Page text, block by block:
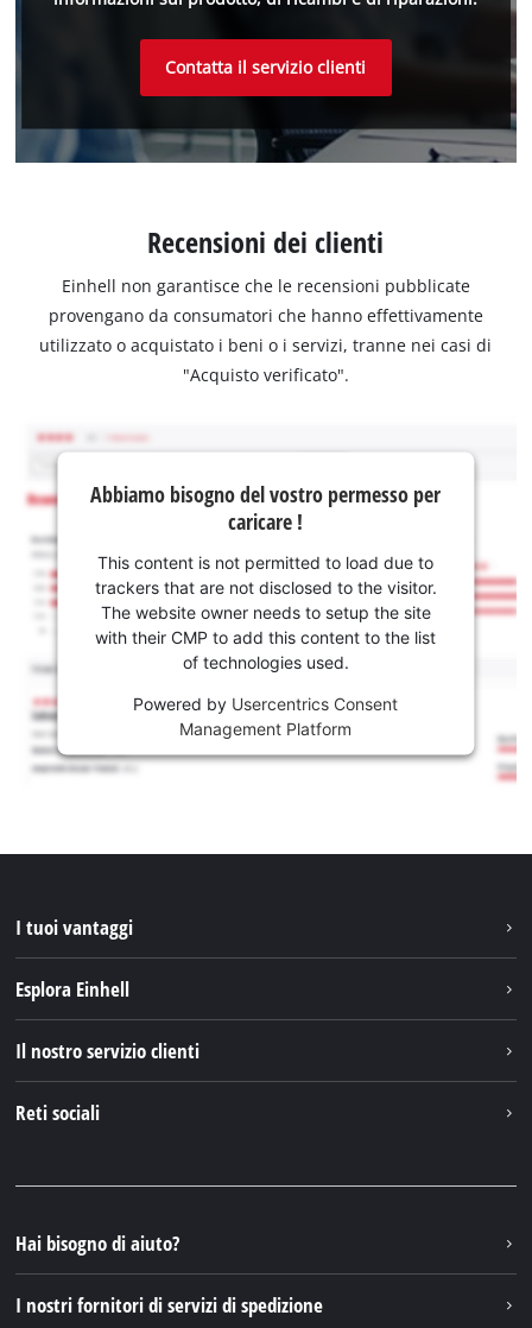
Contatta il servizio clienti
Recensioni dei clienti
Einhell non garantisce che le recensioni pubblicate
provengano da consumatori che hanno effettivamente
utilizzato o acquistato i beni o i servizi, tranne nei casi di
"Acquisto verificato".
Abbiamo bisogno del vostro permesso per
caricare !
This content is not permitted to load due to
trackers that are not disclosed to the visitor.
The website owner needs to setup the site
with their CMP to add this content to the list
of technologies used.
Powered by Usercentrics Consent
Management Platform
I tuoi vantaggi
Esplora Einhell
Einhell Germany AG
Il nostro servizio clienti
Reti sociali
Instagram
TikTok
Pinterest
Hai bisogno di aiuto?
I nostri fornitori di servizi di spedizione